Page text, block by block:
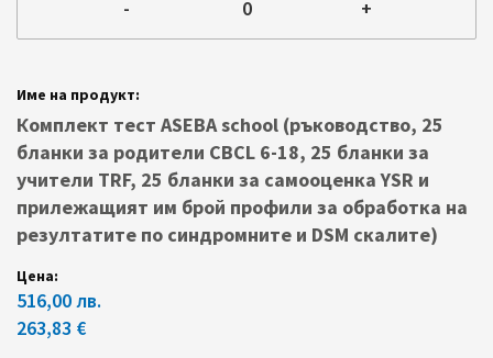
- +
Комплект тест ASEBA school (ръководство, 25
бланки за родители CBCL 6-18, 25 бланки за
учители TRF, 25 бланки за самооценка YSR и
прилежащият им брой профили за обработка на
резултатите по синдромните и DSM скалите)
516,00 лв.
263,83 €